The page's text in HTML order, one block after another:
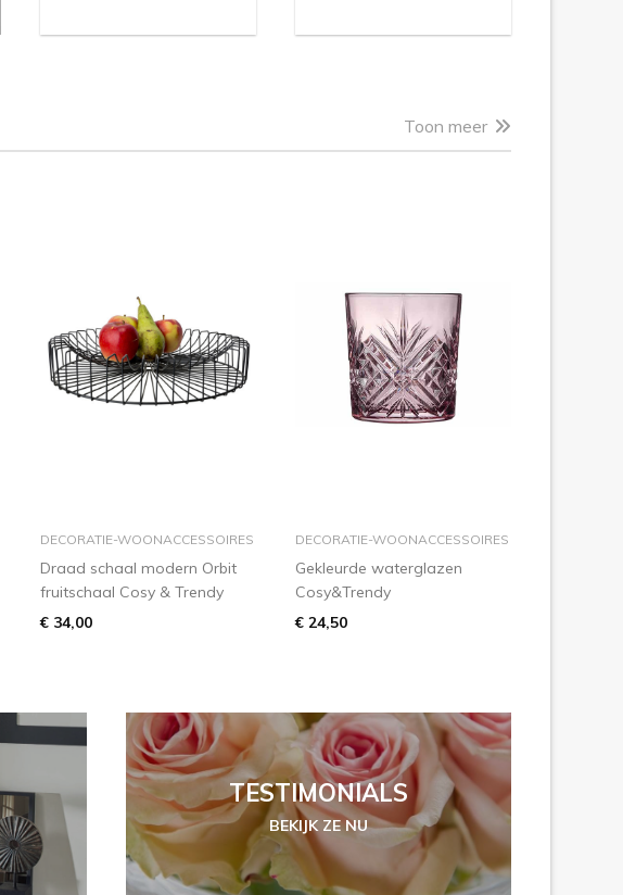
Toon meer
in winkelmandje
DECORATIE-WOONACCESSOIRES
Draad schaal modern Orbit
fruitschaal Cosy & Trendy
€ 34,00
in winkelmandje
DECORATIE-WOONACCESSOIRES
Gekleurde waterglazen
Cosy&Trendy
€ 24,50
TESTIMONIALS
BEKIJK ZE NU